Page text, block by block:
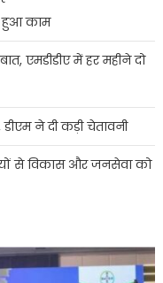
हुआ काम
एमडीडीए में हर महीने दो
ने दी कड़ी चेतावनी
से विकास और जनसेवा को